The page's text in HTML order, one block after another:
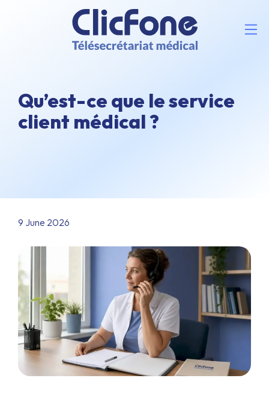
Qu’est-ce que le service
client médical ?
9 June 2026